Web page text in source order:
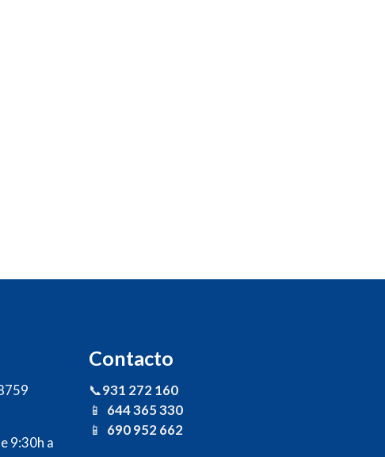
9:30h a
Contacto
📞931 272 160
📱 644 365 330
📱 690 952 662